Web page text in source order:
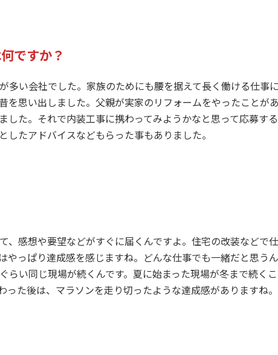
ですか？
い会社でした。家族のためにも腰を据えて長く働ける仕事
思い出しました。父親が実家のリフォームをやったことが
た。それで内装工事に携わってみようかなと思って応募す
たアドバイスなどもらった事もありました。
感想や要望などがすぐに届くんですよ。住宅の改装などで
っぱり達成感を感じますね。どんな仕事でも一緒だと思う
い同じ現場が続くんです。夏に始まった現場が冬まで続く
た後は、マラソンを走り切ったような達成感がありますね。